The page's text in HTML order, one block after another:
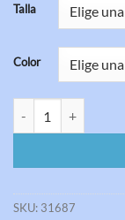
Talla
Color
SKU: 31687